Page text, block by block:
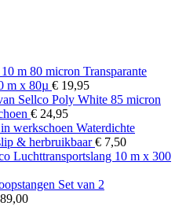
Transparante
m x 80µ € 19,95
Poly White 85 micron
€ 24,95
Waterdichte
& herbruikbaar € 7,50
Luchttransportslang 10 m x 300
Set van 2
89,00